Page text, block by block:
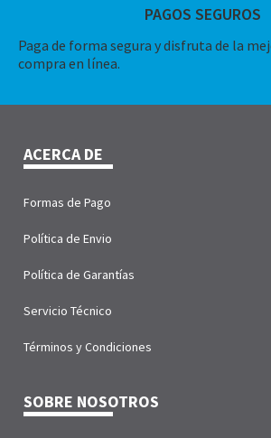
PAGOS SEGUROS
Paga de forma segura y disfruta de la
compra en línea.
ACERCA DE
Formas de Pago
Política de Envio
Política de Garantías
Servicio Técnico
Términos y Condiciones
SOBRE NOSOTROS